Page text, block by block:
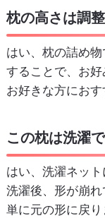
枕の高さは調
はい、枕の詰め
することで、お
お好きな方におす
この枕は洗濯
はい、洗濯ネッ
洗濯後、形が崩
単に元の形に戻り